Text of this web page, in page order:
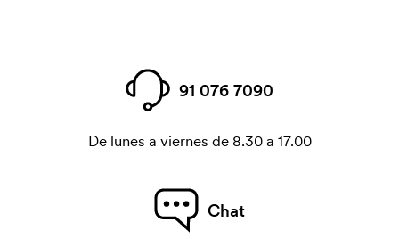
91 076 7090
De lunes a viernes de 8.30 a 17.00
Chat